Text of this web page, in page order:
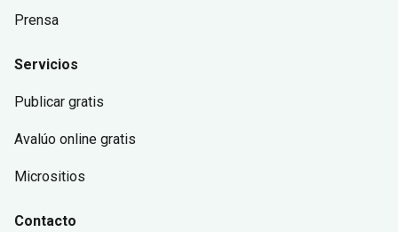
Prensa
Servicios
Publicar gratis
Avalúo online gratis
Micrositios
Contacto